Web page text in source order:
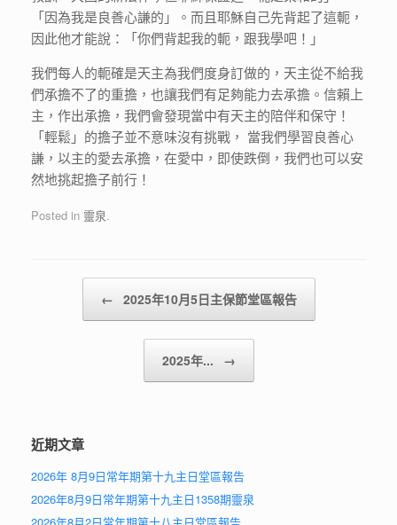
「因為我是良善心謙的」。而且耶穌自己先背起了這軛，
因此他才能說：「你們背起我的軛，跟我學吧！」
我們每人的軛確是天主為我們度身訂做的，天主從不給我
們承擔不了的重擔，也讓我們有足夠能力去承擔。信賴上
主，作出承擔，我們會發現當中有天主的陪伴和保守！
「輕鬆」的擔子並不意味沒有挑戰， 當我們學習良善心
謙，以主的愛去承擔，在愛中，即使跌倒，我們也可以安
然地挑起擔子前行！
Posted in 靈泉.
Post navigation
← 2025年10月5日主保節堂區報告
2025年... →
近期文章
2026年 8月9日常年期第十九主日堂區報告
2026年8月9日常年期第十九主日1358期靈泉